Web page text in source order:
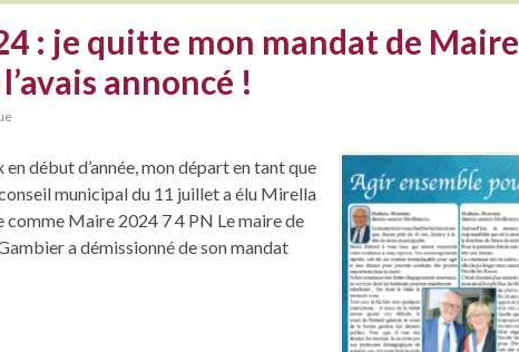
: je quitte mon mandat de Maire
annoncé !
en début d’année, mon départ en tant que
municipal du 11 juillet a élu Mirella
Maire 2024 7 4 PN Le maire de
a démissionné de son mandat